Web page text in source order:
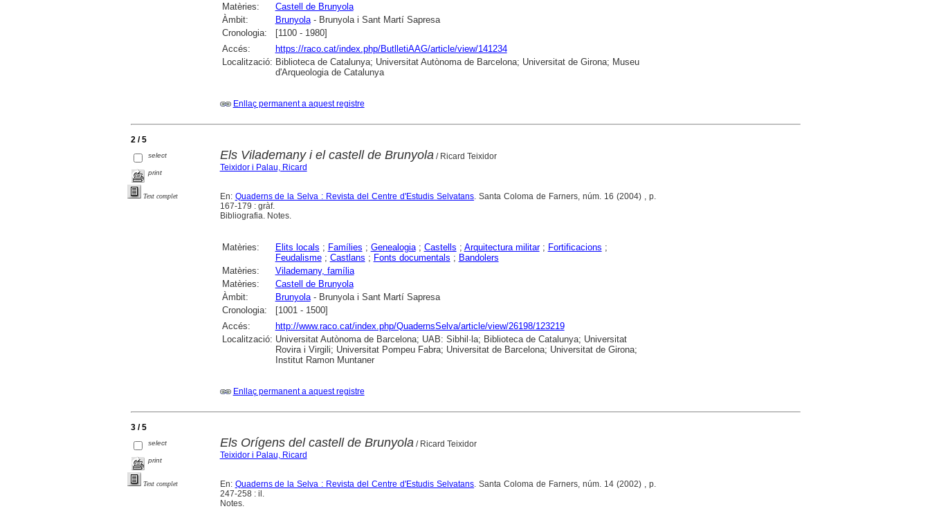
Matèries:
Castell de Brunyola
Àmbit:
Brunyola- Brunyola i Sant Martí Sapresa
Cronologia:
[1100 - 1980]
Accés:
https://raco.cat/index.php/ButlletiAAG/article/view/141234
Localització: Biblioteca de Catalunya; Universitat Autònoma de Barcelona; Universitat de Girona; Museu
d'Arqueologia de Catalunya
Enllaç permanent a aquest registre
2 / 5
select
print
Text complet
Els Vilademany i el castell de Brunyola/ Ricard Teixidor
Teixidor i Palau, Ricard
En: Quaderns de la Selva : Revista del Centre d'Estudis Selvatans. Santa Coloma de Farners, núm. 16 (2004) , p.
167-179 : gràf.
Bibliografia. Notes.
Matèries: Elits locals ; Famílies ; Genealogia; Castells ; Arquitectura militar; Fortificacions ;
Feudalisme; Castlans ; Fonts documentals ; Bandolers
Matèries:
Vilademany, família
Matèries:
Castell de Brunyola
Àmbit:
Brunyola- Brunyola i Sant Martí Sapresa
Cronologia:
[1001 - 1500]
Accés:
http://www.raco.cat/index.php/QuadernsSelva/article/view/26198/123219
Localització: Universitat Autònoma de Barcelona; UAB: Sibhil·la; Biblioteca de Catalunya; Universitat
Rovira i Virgili; Universitat Pompeu Fabra; Universitat de Barcelona; Universitat de Girona;
Institut Ramon Muntaner
Enllaç permanent a aquest registre
3 / 5
select
print
Text complet
Els Orígens del castell de Brunyola/ Ricard Teixidor
Teixidor i Palau, Ricard
En: Quaderns de la Selva : Revista del Centre d'Estudis Selvatans. Santa Coloma de Farners, núm. 14 (2002) , p.
247-258 : il.
Notes.